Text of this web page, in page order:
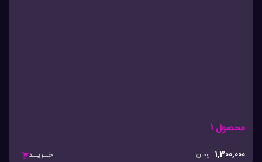
محصول 1
1,300,000 تومان خـــریـــد